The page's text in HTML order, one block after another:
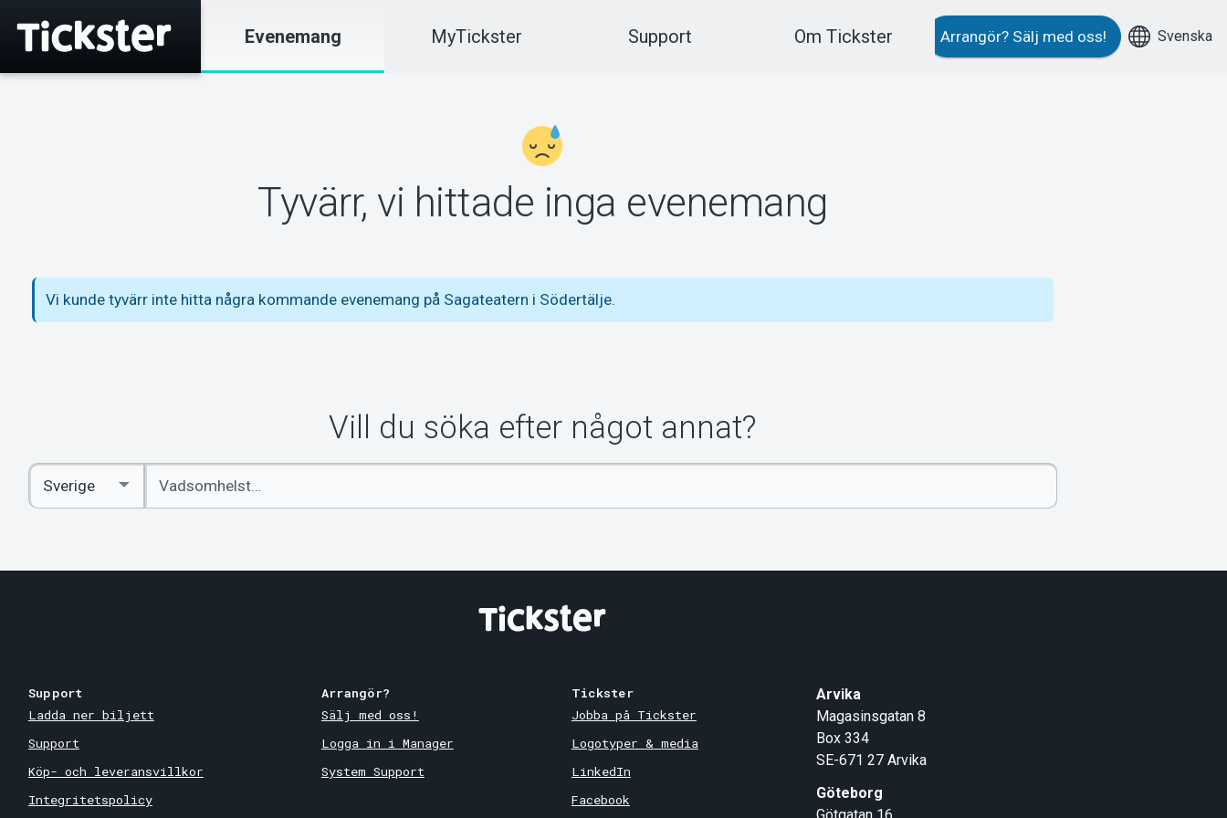
Evenemang MyTickster Support Om Tickster Arrangör? Sälj med oss! Svenska
Tyvärr, vi hittade inga evenemang
Vi kunde tyvärr inte hitta några kommande evenemang på Sagateatern i Södertälje.
Vill du söka efter något annat?
Ange
sökord
Select
Country
Support
Ladda ner biljett
Support
Köp- och leveransvillkor
Integritetspolicy
Arrangör?
Sälj med oss!
Logga in i Manager
System Support
Tickster
Jobba på Tickster
Logotyper & media
LinkedIn
Facebook
Arvika
Magasinsgatan 8
Box 334
SE-671 27 Arvika
Göteborg